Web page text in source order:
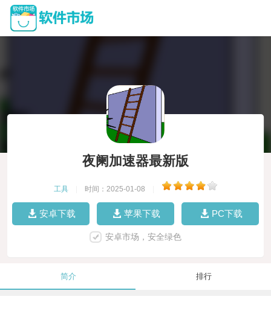
夜阑加速器最新版
工具 时间：2025-01-08
安卓下载 苹果下载 PC下载
安卓市场，安全绿色
简介 排行